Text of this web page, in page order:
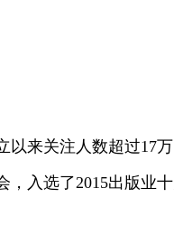
来关注人数超过17
入选了2015出版业十